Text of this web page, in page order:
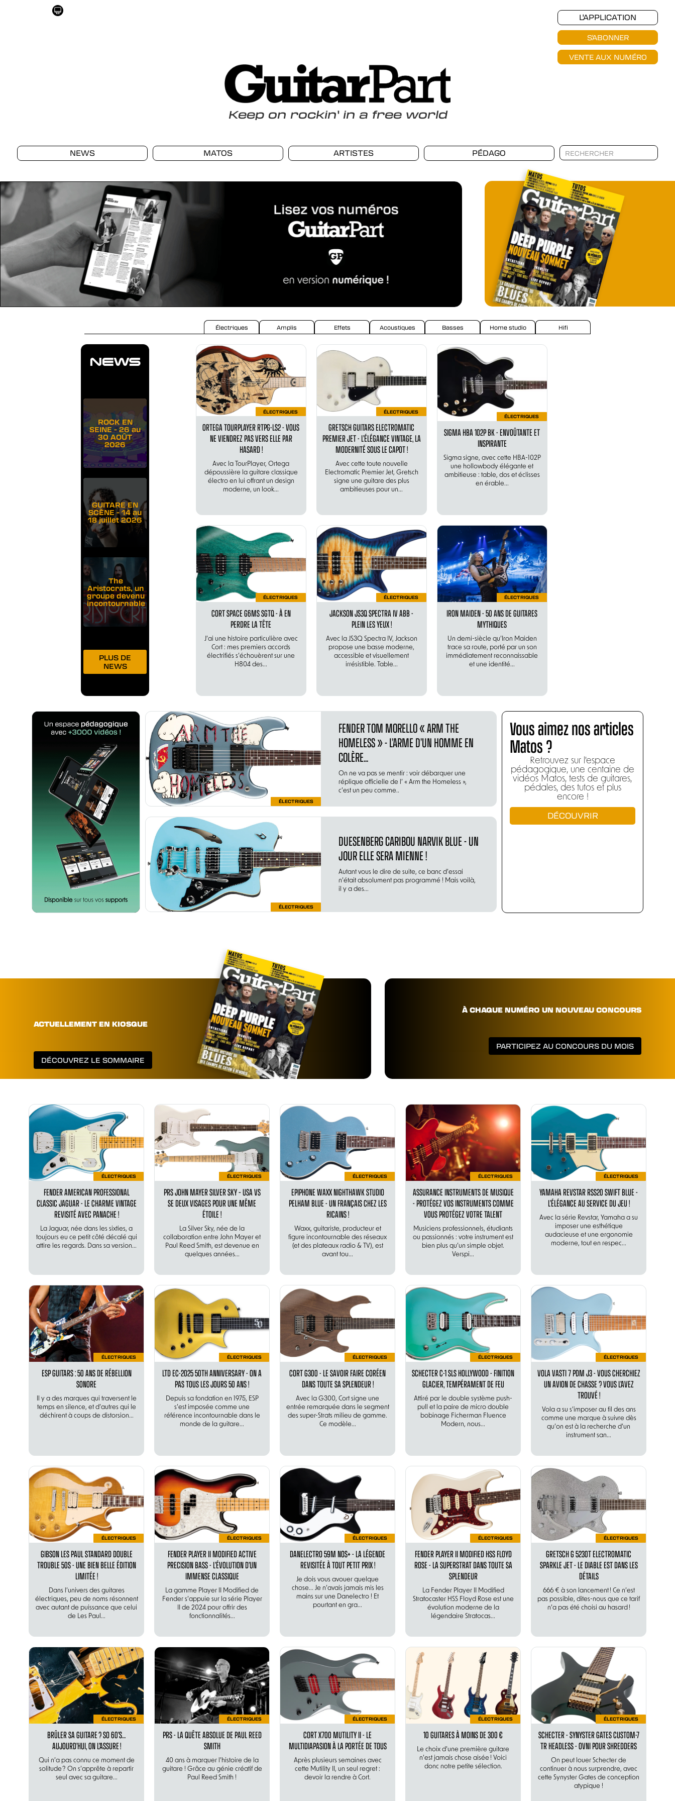
L'APPLICATION
S'ABONNER
VENTE AUX NUMÉRO
Keepon rockin' in a free world
NEWS MATOS ARTISTES PÉDAGO
MATOS
Électriques Amplis Effets Acoustiques Basses Home studio Hifi
NEWS
ROCK EN
SEINE - 26 au
30 AOÛT
2026
GUITARE EN
SCÈNE - 14 au
18 juillet 2026
The
Aristocrats, un
groupe devenu
incontournable
PLUS DE
NEWS
ÉLECTRIQUES
ORTEGA TOURPLAYER RTPG-LS2 - VOUS
NE VIENDREZ PAS VERS ELLE PAR
HASARD !
Avec la TourPlayer, Ortega
dépoussière la guitare classique
électro en lui offrant un design
moderne, un look...
ÉLECTRIQUES
GRETSCH GUITARS ELECTROMATIC
PREMIER JET - L’ÉLÉGANCE VINTAGE, LA
MODERNITÉ SOUS LE CAPOT !
Avec cette toute nouvelle
Electromatic Premier Jet, Gretsch
signe une guitare des plus
ambitieuses pour un...
ÉLECTRIQUES
SIGMA HBA 102P BK - ENVOÛTANTE ET
INSPIRANTE
Sigma signe, avec cette HBA-102P
une hollowbody élégante et
ambitieuse : table, dos et éclisses
en érable...
ÉLECTRIQUES
CORT SPACE G6MS SGTQ - À EN
PERDRE LA TÊTE
J’ai une histoire particulière avec
Cort : mes premiers accords
électrifiés s’échouèrent sur une
H804 des...
ÉLECTRIQUES
JACKSON JS3Q SPECTRA IV ABB -
PLEIN LES YEUX !
Avec la JS3Q Spectra IV, Jackson
propose une basse moderne,
accessible et visuellement
irrésistible. Table...
ÉLECTRIQUES
IRON MAIDEN - 50 ANS DE GUITARES
MYTHIQUES
Un demi-siècle qu’Iron Maiden
trace sa route, porté par un son
immédiatement reconnaissable
et une identité...
ÉLECTRIQUES
FENDER TOM MORELLO « ARM THE
HOMELESS » - L’ARME D’UN HOMME EN
COLÈRE...
On ne va pas se mentir : voir débarquer une
réplique officielle de l’ « Arm the Homeless »,
c’est un peu comme..
ÉLECTRIQUES
DUESENBERG CARIBOU NARVIK BLUE - UN
JOUR ELLE SERA MIENNE !
Autant vous le dire de suite, ce banc d’essai
n’était absolument pas programmé ! Mais voilà,
il y a des...
Vous aimez nos articles
Matos ?
Retrouvez sur l'espace
pédagogique, une centaine de
vidéos Matos, tests de guitares,
pédales, des tutos et plus
encore !
DÉCOUVRIR
ACTUELLEMENT EN KIOSQUE
DÉCOUVREZ LE SOMMAIRE
À CHAQUE NUMÉRO UN NOUVEAU CONCOURS
PARTICIPEZ AU CONCOURS DU MOIS
ÉLECTRIQUES
FENDER AMERICAN PROFESSIONAL
CLASSIC JAGUAR - LE CHARME VINTAGE
REVISITÉ AVEC PANACHE !
La Jaguar, née dans les sixties, a
toujours eu ce petit côté décalé qui
attire les regards. Dans sa version...
ÉLECTRIQUES
PRS JOHN MAYER SILVER SKY – USA VS
SE DEUX VISAGES POUR UNE MÊME
ÉTOILE !
La Silver Sky, née de la
collaboration entre John Mayer et
Paul Reed Smith, est devenue en
quelques années...
ÉLECTRIQUES
EPIPHONE WAXX NIGHTHAWK STUDIO
PELHAM BLUE - UN FRANÇAIS CHEZ LES
RICAINS !
Waxx, guitariste, producteur et
figure incontournable des réseaux
(et des plateaux radio & TV), est
avant tou...
ÉLECTRIQUES
ASSURANCE INSTRUMENTS DE MUSIQUE
- PROTÉGEZ VOS INSTRUMENTS COMME
VOUS PROTÉGEZ VOTRE TALENT
Musiciens professionnels, étudiants
ou passionnés : votre instrument est
bien plus qu’un simple objet.
Verspi...
ÉLECTRIQUES
YAMAHA REVSTAR RSS20 SWIFT BLUE -
L’ÉLÉGANCE AU SERVICE DU JEU !
Avec la série Revstar, Yamaha a su
imposer une esthétique
audacieuse et une ergonomie
moderne, tout en respec...
ÉLECTRIQUES
ESP GUITARS : 50 ANS DE RÉBELLION
SONORE
Il y a des marques qui traversent le
temps en silence, et d’autres qui le
déchirent à coups de distorsion...
ÉLECTRIQUES
LTD EC-2025 50TH ANNIVERSARY - ON A
PAS TOUS LES JOURS 50 ANS !
Depuis sa fondation en 1975, ESP
s’est imposée comme une
référence incontournable dans le
monde de la guitare...
ÉLECTRIQUES
CORT G300 - LE SAVOIR FAIRE CORÉEN
DANS TOUTE SA SPLENDEUR !
Avec la G300, Cort signe une
entrée remarquée dans le segment
des super-Strats milieu de gamme.
Ce modèle...
ÉLECTRIQUES
SCHECTER C-1 SLS HOLLYWOOD - FINITION
GLACIER, TEMPÉRAMENT DE FEU
Attiré par le double système push-
pull et la paire de micro double
bobinage Ficherman Fluence
Modern, nous...
ÉLECTRIQUES
VOLA VASTI 7 PDM J3 - VOUS CHERCHIEZ
UN AVION DE CHASSE ? VOUS L’AVEZ
TROUVÉ !
Vola a su s’imposer au fil des ans
comme une marque à suivre dès
qu’on est à la recherche d’un
instrument san...
ÉLECTRIQUES
GIBSON LES PAUL STANDARD DOUBLE
TROUBLE 50S - UNE BIEN BELLE ÉDITION
LIMITÉE !
Dans l’univers des guitares
électriques, peu de noms résonnent
avec autant de puissance que celui
de Les Paul...
ÉLECTRIQUES
FENDER PLAYER II MODIFIED ACTIVE
PRECISION BASS - L’ÉVOLUTION D’UN
IMMENSE CLASSIQUE
La gamme Player II Modified de
Fender s’appuie sur la série Player
II de 2024 pour offrir des
fonctionnalités...
ÉLECTRIQUES
DANELECTRO 59M NOS+ - LA LÉGENDE
REVISITÉE À TOUT PETIT PRIX !
Je dois vous avouer quelque
chose... Je n’avais jamais mis les
mains sur une Danelectro ! Et
pourtant en gra...
ÉLECTRIQUES
FENDER PLAYER II MODIFIED HSS FLOYD
ROSE - LA SUPERSTRAT DANS TOUTE SA
SPLENDEUR
La Fender Player II Modified
Stratocaster HSS Floyd Rose est une
évolution moderne de la
légendaire Stratocas...
ÉLECTRIQUES
GRETSCH G 5230T ELECTROMATIC
SPARKLE JET - LE DIABLE EST DANS LES
DÉTAILS
666 € à son lancement ! Ce n’est
pas possible, dites-nous que ce tarif
n’a pas été choisi au hasard !
ÉLECTRIQUES
BRÛLER SA GUITARE ? SO 60’S…
AUJOURD’HUI, ON L’ASSURE !
Qui n’a pas connu ce moment de
solitude ? On s’apprête à repartir
seul avec sa guitare...
ÉLECTRIQUES
PRS - LA QUÊTE ABSOLUE DE PAUL REED
SMITH
40 ans à marquer l’histoire de la
guitare ! Grâce au génie créatif de
Paul Reed Smith !
ÉLECTRIQUES
CORT X700 MUTILITY II - LE
MULTIDIAPASION À LA PORTÉE DE TOUS
Après plusieurs semaines avec
cette Mutility II, un seul regret :
devoir la rendre à Cort.
ÉLECTRIQUES
10 GUITARES À MOINS DE 300 €
Le choix d’une première guitare
n’est jamais chose aisée ! Voici
donc notre petite sélection.
ÉLECTRIQUES
SCHECTER - SYNYSTER GATES CUSTOM-7
TR HEADLESS - OVNI POUR SHREDDERS
On peut louer Schecter de
continuer à nous surprendre, avec
cette Synyster Gates de conception
atypique !